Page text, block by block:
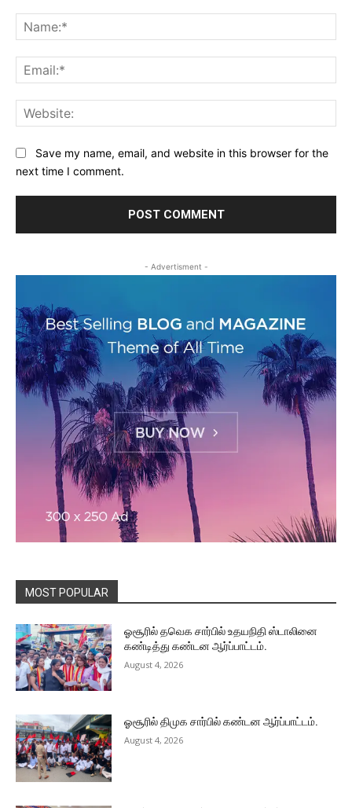
Save my name, email, and website in this browser for the
next time I comment.
- Advertisment -
MOST POPULAR
ஓசூரில் தவெக சார்பில் உதயநிதி ஸ்டாலினை
கண்டித்து கண்டன ஆர்ப்பாட்டம்.
August 4, 2026
ஓசூரில் திமுக சார்பில் கண்டன ஆர்ப்பாட்டம்.
August 4, 2026